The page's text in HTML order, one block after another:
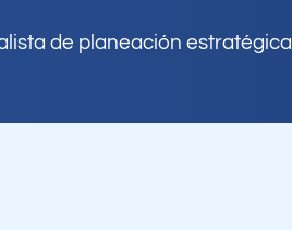
de planeación estratégica